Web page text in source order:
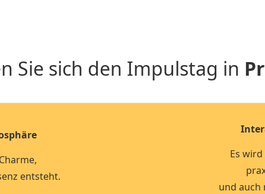
Sie sich den Impulstag in
entsteht.
Es
und auch